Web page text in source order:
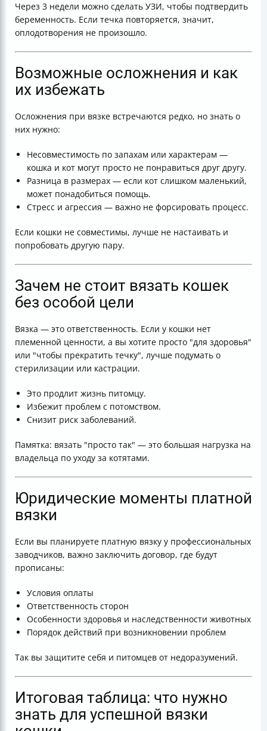
Через 3 недели можно сделать УЗИ, чтобы подтвердить
беременность. Если течка повторяется, значит,
оплодотворения не произошло.
Возможные осложнения и как
их избежать
Осложнения при вязке встречаются редко, но знать о
них нужно:
Несовместимость по запахам или характерам —
кошка и кот могут просто не понравиться друг другу.
Разница в размерах — если кот слишком маленький,
может понадобиться помощь.
Стресс и агрессия — важно не форсировать процесс.
Если кошки не совместимы, лучше не настаивать и
попробовать другую пару.
Зачем не стоит вязать кошек
без особой цели
Вязка — это ответственность. Если у кошки нет
племенной ценности, а вы хотите просто "для здоровья"
или "чтобы прекратить течку", лучше подумать о
стерилизации или кастрации.
Это продлит жизнь питомцу.
Избежит проблем с потомством.
Снизит риск заболеваний.
Памятка: вязать "просто так" — это большая нагрузка на
владельца по уходу за котятами.
Юридические моменты платной
вязки
Если вы планируете платную вязку у профессиональных
заводчиков, важно заключить договор, где будут
прописаны:
Условия оплаты
Ответственность сторон
Особенности здоровья и наследственности животных
Порядок действий при возникновении проблем
Так вы защитите себя и питомцев от недоразумений.
Итоговая таблица: что нужно
знать для успешной вязки